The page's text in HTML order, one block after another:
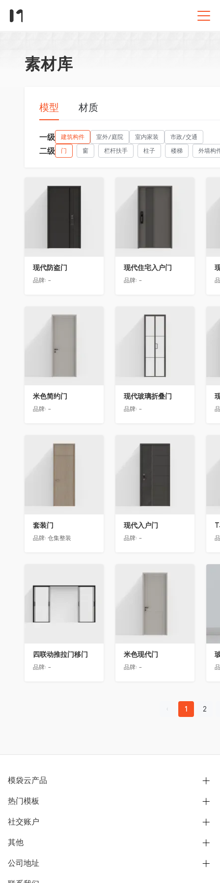
素材库
模型 材质
一级 建筑构件 室外/庭院 室内家装 市政/交通
二级 门 窗 栏杆扶手 柱子 楼梯 外墙构
收藏
现代防盗门
品牌: -
收藏
现代住宅入户门
品牌: -
收藏
米色简约门
品牌: -
收藏
现代玻璃折叠门
品牌: -
收藏
套装门
品牌: 仓集整装
收藏
现代入户门
品牌: -
四联动推拉门移门
品牌: -
收藏
米色现代门
品牌: -
1 2
模袋云产品
别墅设计营销
模型协同展示分享
别墅社区
热门模板
欧式别墅
中式别墅
社交账户
B站
抖音
微信公众号
其他
用户服务协议
隐私政策
公司地址